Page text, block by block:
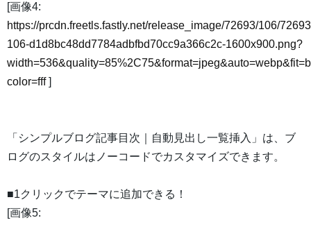
[画像4:
https://prcdn.freetls.fastly.net/release_image/72693/106/
106-d1d8bc48dd7784adbfbd70cc9a366c2c-1600x900.png?
color=fff]
「シンプルブログ記事目次｜自動見出し一覧挿入」は、ブ
ログのスタイルはノーコードでカスタマイズできます。
■1クリックでテーマに追加できる！
[画像5: